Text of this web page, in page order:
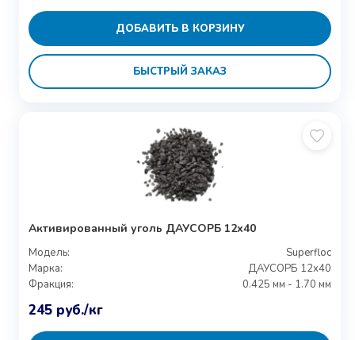
ДОБАВИТЬ В КОРЗИНУ
БЫСТРЫЙ ЗАКАЗ
Активированный уголь ДАУСОРБ 12х40
Модель:
Superfloc
Марка:
ДАУСОРБ 12х40
Фракция:
0.425 мм - 1.70 мм
245 руб./кг